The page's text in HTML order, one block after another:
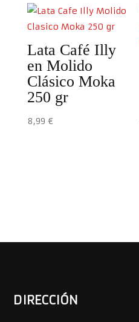
Lata Café Illy
en Molido
Clásico Moka
250 gr
8,99 €
DIRECCIÓN